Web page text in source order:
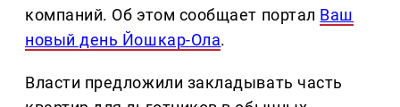
компаний. Об этом сообщает портал Ваш
новый день Йошкар-Ола.
Власти предложили закладывать часть